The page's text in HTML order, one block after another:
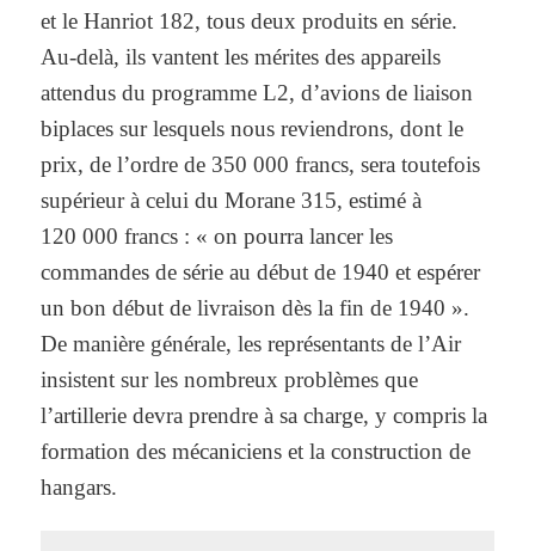
et le Hanriot 182, tous deux produits en série.
Au-delà, ils vantent les mérites des appareils
attendus du programme L2, d’avions de liaison
biplaces sur lesquels nous reviendrons, dont le
prix, de l’ordre de 350 000 francs, sera toutefois
supérieur à celui du Morane 315, estimé à
120 000 francs : « on pourra lancer les
commandes de série au début de 1940 et espérer
un bon début de livraison dès la fin de 1940 ».
De manière générale, les représentants de l’Air
insistent sur les nombreux problèmes que
l’artillerie devra prendre à sa charge, y compris la
formation des mécaniciens et la construction de
hangars.